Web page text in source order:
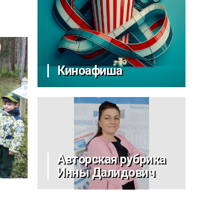
Киноафиша
Авторская рубрика
Инны Далидович